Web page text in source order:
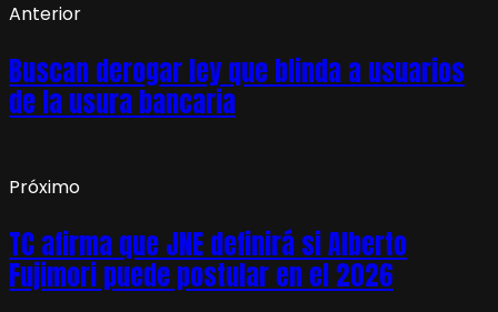
Anterior
Buscan derogar ley que blinda a usuarios
de la usura bancaria
Próximo
TC afirma que JNE definirá si Alberto
Fujimori puede postular en el 2026